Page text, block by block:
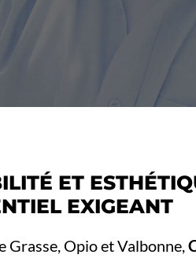
ET
EXIGEANT
Grasse, Opio et Valbonne,